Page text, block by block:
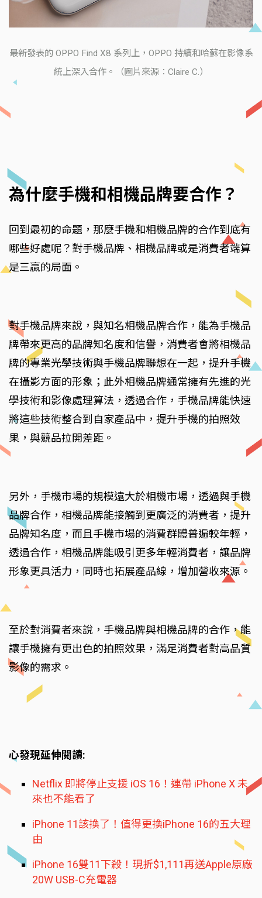
最新發表的 OPPO Find X8 系列上，OPPO 持續和哈蘇在影像系
統上深入合作。（圖片來源：Claire C.）
為什麼手機和相機品牌要合作？
回到最初的命題，那麼手機和相機品牌的合作到底有
哪些好處呢？對手機品牌、相機品牌或是消費者端算
是三贏的局面。
對手機品牌來說，與知名相機品牌合作，能為手機品
牌帶來更高的品牌知名度和信譽，消費者會將相機品
牌的專業光學技術與手機品牌聯想在一起，提升手機
在攝影方面的形象；此外相機品牌通常擁有先進的光
學技術和影像處理算法，透過合作，手機品牌能快速
將這些技術整合到自家產品中，提升手機的拍照效
果，與競品拉開差距。
另外，手機市場的規模遠大於相機市場，透過與手機
品牌合作，相機品牌能接觸到更廣泛的消費者，提升
品牌知名度，而且手機市場的消費群體普遍較年輕，
透過合作，相機品牌能吸引更多年輕消費者，讓品牌
形象更具活力，同時也拓展產品線，增加營收來源。
至於對消費者來說，手機品牌與相機品牌的合作，能
讓手機擁有更出色的拍照效果，滿足消費者對高品質
影像的需求。
心發現延伸閱讀:
Netflix 即將停止支援 iOS 16！連帶 iPhone X 未
來也不能看了
iPhone 11該換了！值得更換iPhone 16的五大理
由
iPhone 16雙11下殺！現折$1,111再送Apple原廠
20W USB-C充電器